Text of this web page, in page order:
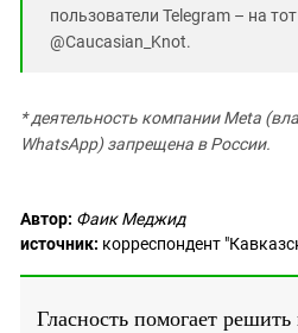
пользователи Telegram – на
@Caucasian_Knot.
* деятельность компании Meta
WhatsApp) запрещена в России.
Автор: Фаик Меджид
источник: корреспондент
Гласность помогает